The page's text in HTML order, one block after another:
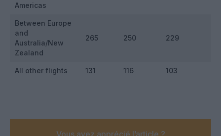
Americas
Between Europe
and
Australia/New
Zealand
265 250 229
All other flights 131 116 103
Vous avez apprécié l’article ?